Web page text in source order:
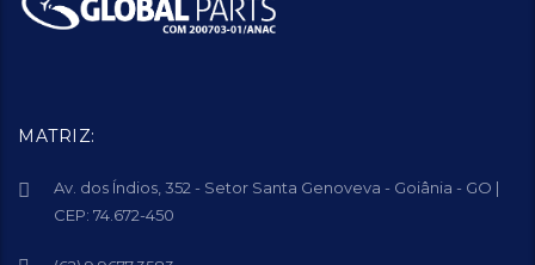
MATRIZ:
Av. dos Índios, 352 - Setor Santa Genoveva - Goiânia - GO |
CEP: 74.672-450